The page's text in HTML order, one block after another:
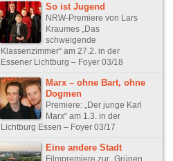
So ist Jugend
NRW-Premiere von Lars
Kraumes „Das
schweigende
Klassenzimmer“ am 27.2. in der
Essener Lichtburg – Foyer 03/18
Marx – ohne Bart, ohne
Dogmen
Premiere: „Der junge Karl
Marx“ am 1.3. in der
Lichtburg Essen – Foyer 03/17
Eine andere Stadt
Filmpremiere zur „Grünen